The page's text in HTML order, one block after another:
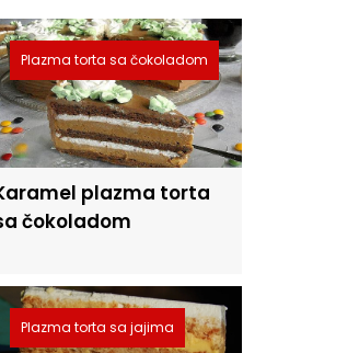
Plazma torta sa čokoladom
plazma torta
čokoladom
Plazma torta sa jajima